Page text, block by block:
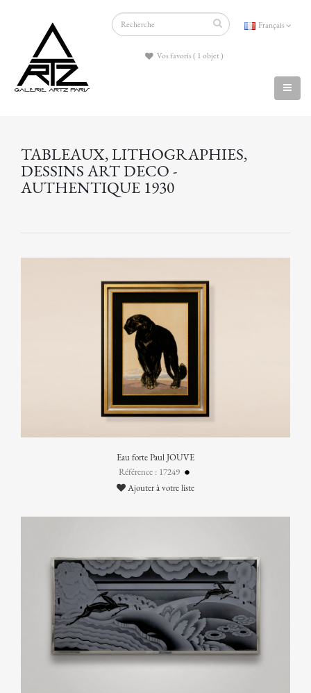
Français
Vos favoris ( 1 objet )
TABLEAUX, LITHOGRAPHIES,
DESSINS ART DECO -
AUTHENTIQUE 1930
Eau forte Paul JOUVE
Référence : 17249
Ajouter à votre liste